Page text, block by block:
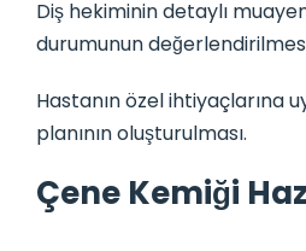
Diş hekiminin detaylı
durumunun
Hastanın özel ihtiyaçlarına
planının oluşturulması.
Çene Kemiği